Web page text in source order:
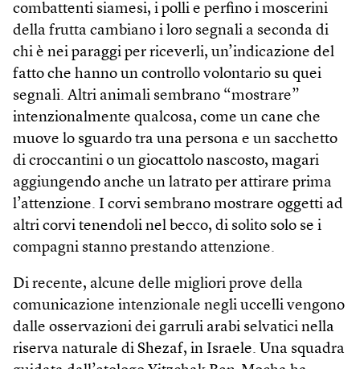
combattenti siamesi, i polli e perfino i moscerini
della frutta cambiano i loro segnali a seconda di
chi è nei paraggi per riceverli, un’indicazione del
fatto che hanno un controllo volontario su quei
segnali. Altri animali sembrano “mostrare”
intenzionalmente qualcosa, come un cane che
muove lo sguardo tra una persona e un sacchetto
di croccantini o un giocattolo nascosto, magari
aggiungendo anche un latrato per attirare prima
l’attenzione. I corvi sembrano mostrare oggetti ad
altri corvi tenendoli nel becco, di solito solo se i
compagni stanno prestando attenzione.
Di recente, alcune delle migliori prove della
comunicazione intenzionale negli uccelli vengono
dalle osservazioni dei garruli arabi selvatici nella
riserva naturale di Shezaf, in Israele. Una squadra